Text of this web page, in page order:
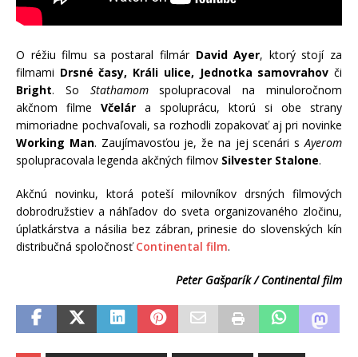
O réžiu filmu sa postaral filmár David Ayer, ktorý stojí za
filmami Drsné časy, Králi ulice, Jednotka samovrahov či
Bright. So Stathamomspolupracoval na minuloročnom
akčnom filme Včelár a spoluprácu, ktorú si obe strany
mimoriadne pochvaľovali, sa rozhodli zopakovať aj pri novinke
Working Man. Zaujímavosťou je, že na jej scenári sAyerom
spolupracovala legenda akčných filmov Silvester Stalone.
Akčnú novinku, ktorá poteší milovníkov drsných filmových
dobrodružstiev a náhľadov do sveta organizovaného zločinu,
úplatkárstva a násilia bez zábran, prinesie do slovenských kín
distribučná spoločnosťContinental film.
Peter Gašparík / Continental film